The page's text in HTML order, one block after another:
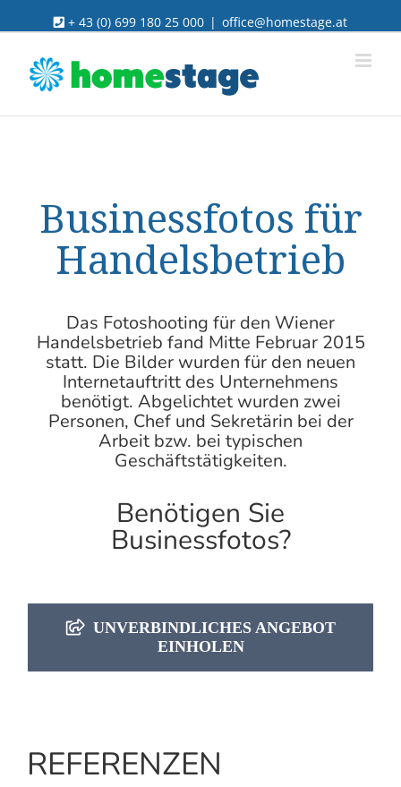
to
content
+ 43 (0) 699 180 25 000 | office@homestage.at
Businessfotos für
Handelsbetrieb
Das Fotoshooting für den Wiener
Handelsbetrieb fand Mitte Februar 2015
statt. Die Bilder wurden für den neuen
Internetauftritt des Unternehmens
benötigt. Abgelichtet wurden zwei
Personen, Chef und Sekretärin bei der
Arbeit bzw. bei typischen
Geschäftstätigkeiten.
Benötigen Sie
Businessfotos?
UNVERBINDLICHES ANGEBOT
EINHOLEN
REFERENZEN